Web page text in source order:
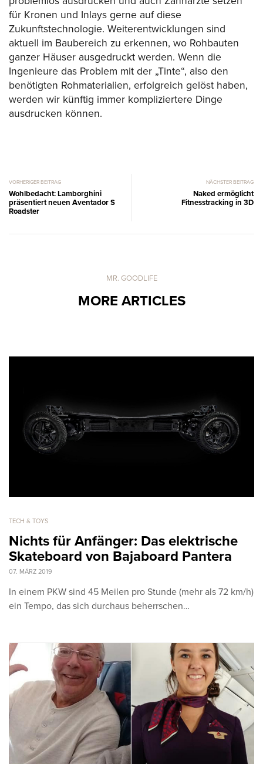
für Kronen und Inlays gerne auf diese
Zukunftstechnologie. Weiterentwicklungen sind
aktuell im Baubereich zu erkennen, wo Rohbauten
ganzer Häuser ausgedruckt werden. Wenn die
Ingenieure das Problem mit der „Tinte“, also den
benötigten Rohmaterialien, erfolgreich gelöst haben,
werden wir künftig immer kompliziertere Dinge
ausdrucken können.
VORHERIGER BEITRAG
Wohlbedacht: Lamborghini
präsentiert neuen Aventador S
Roadster
NÄCHSTER BEITRAG
Naked ermöglicht
Fitnesstracking in 3D
MR. GOODLIFE
MORE ARTICLES
TECH & TOYS
Nichts für Anfänger: Das elektrische
Skateboard von Bajaboard Pantera
07. MÄRZ 2019
In einem PKW sind 45 Meilen pro Stunde (mehr als 72 km/h)
ein Tempo, das sich durchaus beherrschen…